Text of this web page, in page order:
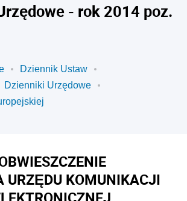
- rok 2014 poz.
Dziennik Ustaw
Dzienniki Urzędowe
URZĘDU KOMUNIKACJI